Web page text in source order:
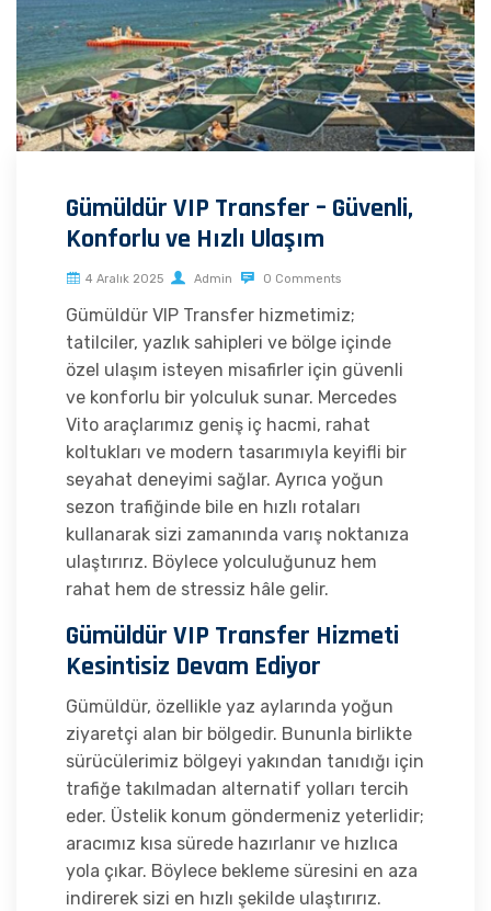
Gümüldür VIP Transfer – Güvenli,
Konforlu ve Hızlı Ulaşım
4 Aralık 2025 Admin 0 Comments
Gümüldür VIP Transfer hizmetimiz;
tatilciler, yazlık sahipleri ve bölge içinde
özel ulaşım isteyen misafirler için güvenli
ve konforlu bir yolculuk sunar. Mercedes
Vito araçlarımız geniş iç hacmi, rahat
koltukları ve modern tasarımıyla keyifli bir
seyahat deneyimi sağlar. Ayrıca yoğun
sezon trafiğinde bile en hızlı rotaları
kullanarak sizi zamanında varış noktanıza
ulaştırırız. Böylece yolculuğunuz hem
rahat hem de stressiz hâle gelir.
Gümüldür VIP Transfer Hizmeti
Kesintisiz Devam Ediyor
Gümüldür, özellikle yaz aylarında yoğun
ziyaretçi alan bir bölgedir. Bununla birlikte
sürücülerimiz bölgeyi yakından tanıdığı için
trafiğe takılmadan alternatif yolları tercih
eder. Üstelik konum göndermeniz yeterlidir;
aracımız kısa sürede hazırlanır ve hızlıca
yola çıkar. Böylece bekleme süresini en aza
indirerek sizi en hızlı şekilde ulaştırırız.